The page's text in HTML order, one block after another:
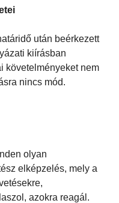
után beérkezett
kiírásban
követelményeket nem
nincs mód.
olyan
elképzelés, mely a
azokra reagál.